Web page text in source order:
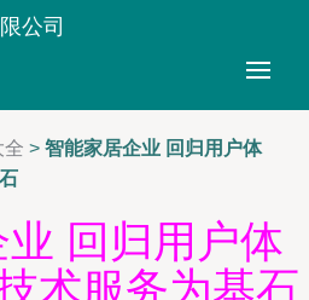
公司
全 > 智能家居企业 回归用户体
回归用户体
术服务为基石